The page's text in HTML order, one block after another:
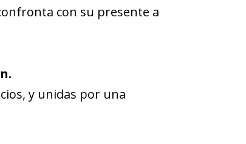
con su presente a
y unidas por una